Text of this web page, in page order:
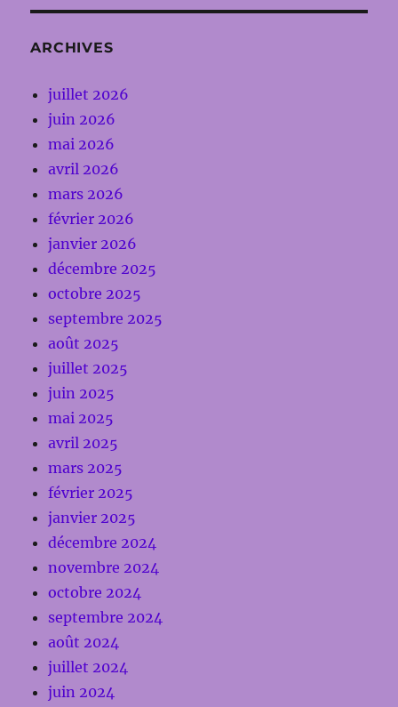
ARCHIVES
juillet 2026
juin 2026
mai 2026
avril 2026
mars 2026
février 2026
janvier 2026
décembre 2025
octobre 2025
septembre 2025
août 2025
juillet 2025
juin 2025
mai 2025
avril 2025
mars 2025
février 2025
janvier 2025
décembre 2024
novembre 2024
octobre 2024
septembre 2024
août 2024
juillet 2024
juin 2024